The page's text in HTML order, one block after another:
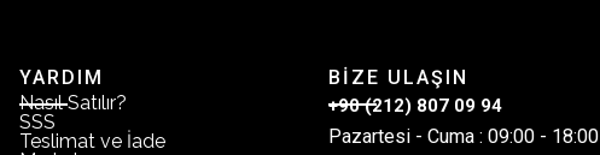
YARDIM
Nasıl Satılır?
SSS
Teslimat ve İade
BİZE ULAŞIN
+90 (212) 807 09 94
Pazartesi - Cuma : 09:00 - 18:00